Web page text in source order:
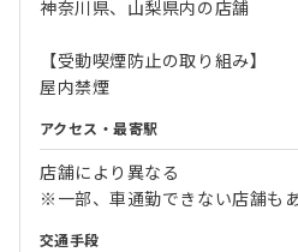
神奈川県、山梨県内の店舗
【受動喫煙防止の取り組み】
屋内禁煙
アクセス・最寄駅
店舗により異なる
※一部、車通勤できない店舗も
交通手段